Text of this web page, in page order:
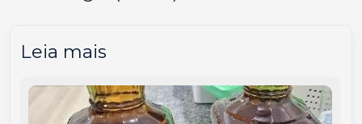
Leia mais